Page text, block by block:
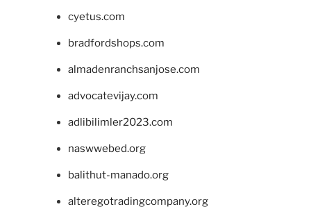
cyetus.com
bradfordshops.com
almadenranchsanjose.com
advocatevijay.com
adlibilimler2023.com
naswwebed.org
balithut-manado.org
alteregotradingcompany.org